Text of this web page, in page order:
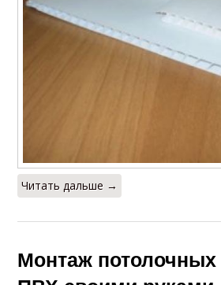
Читать дальше →
Монтаж потолочных